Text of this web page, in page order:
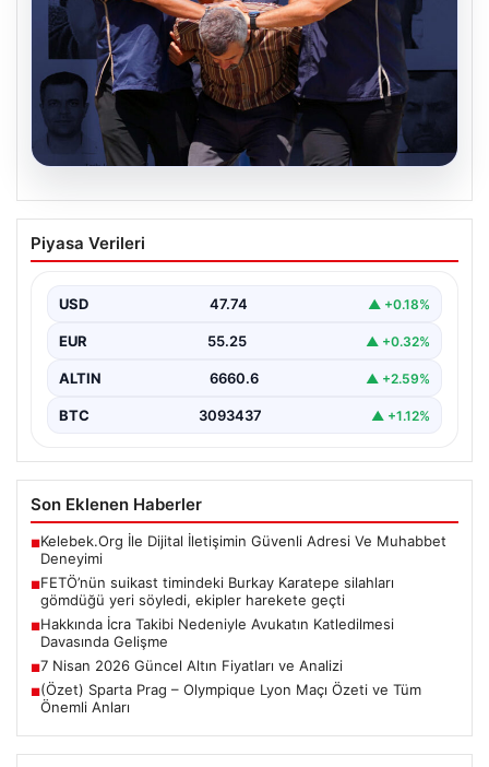
07.08.2026
FETÖ’nün suikast timindeki Burkay
Karatepe silahları gömdüğü yeri
{“title”: “FETÖ’nün Suikast Girişiminde Firari Üye Burkay
“…
Piyasa Verileri
USD 47.74 ▲ +0.18%
EUR 55.25 ▲ +0.32%
ALTIN 6660.6 ▲ +2.59%
BTC 3093437 ▲ +1.12%
Son Eklenen Haberler
■Kelebek.Org İle Dijital İletişimin Güvenli Adresi Ve Muhabbet
Deneyimi
■FETÖ’nün suikast timindeki Burkay Karatepe silahları
gömdüğü yeri söyledi, ekipler harekete geçti
■Hakkında İcra Takibi Nedeniyle Avukatın Katledilmesi
Davasında Gelişme
■7 Nisan 2026 Güncel Altın Fiyatları ve Analizi
■(Özet) Sparta Prag – Olympique Lyon Maçı Özeti ve Tüm
Önemli Anları